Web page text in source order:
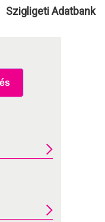
Szigligeti Adatbank